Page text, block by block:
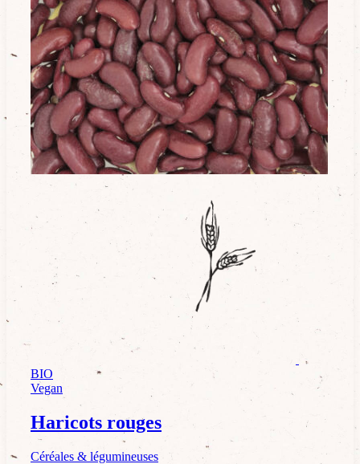
BIO
Vegan
Haricots rouges
Céréales & légumineuses
Céréales & légumineuses